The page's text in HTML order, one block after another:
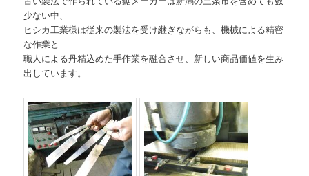
少ない中、
ヒシカ工業様は従来の製法を受け継ぎながらも、機械による精密
な作業と
職人による丹精込めた手作業を融合させ、新しい商品価値を生み
出しています。